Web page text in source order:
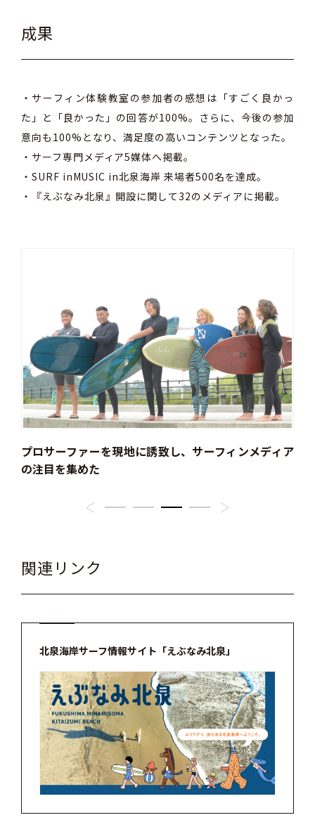
成果
・サーフィン体験教室の参加者の感想は「すごく良かっ
た」と「良かった」の回答が100%。さらに、今後の参加
意向も100%となり、満足度の高いコンテンツとなった。
・サーフ専門メディア5媒体へ掲載。
・SURF inMUSIC in北泉海岸 来場者500名を達成。
・『えぶなみ北泉』開設に関して32のメディアに掲載。
プロサーファーを現地に誘致し、サーフィンメディア
の注目を集めた
海
関連リンク
北泉海岸サーフ情報サイト「えぶなみ北泉」